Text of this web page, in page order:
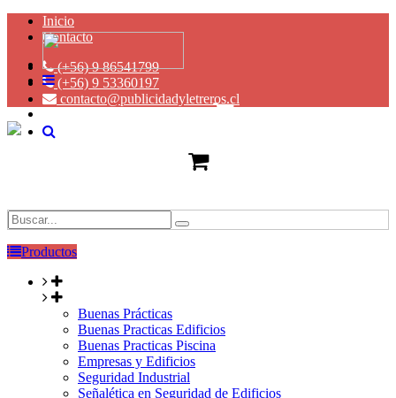
Inicio
Contacto
(+56) 9 86541799
(+56) 9 53360197
contacto@publicidadyletreros.cl
Productos
Buenas Prácticas
Buenas Practicas Edificios
Buenas Practicas Piscina
Empresas y Edificios
Seguridad Industrial
Señalética en Seguridad de Edificios